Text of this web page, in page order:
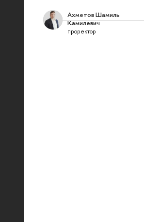
Ахметов Шамиль
Камилевич
проректор